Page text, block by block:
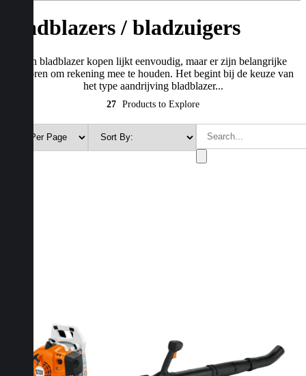
Bladblazers / bladzuigers
Een bladblazer kopen lijkt eenvoudig, maar er zijn belangrijke
factoren om rekening mee te houden. Het begint bij de keuze van
het type aandrijving bladblazer...
27 Products to Explore